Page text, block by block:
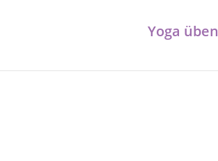
Yoga üben